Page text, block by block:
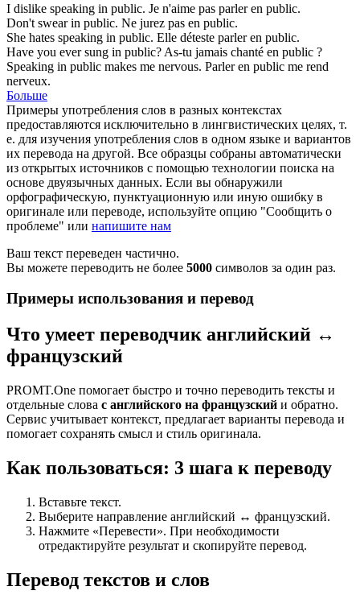
I dislike speaking in public. Je n'aime pas parleren public.
Don't swearin public. Ne jurez pas en public.
She hates speaking in public. Elle déteste parleren public.
Have you ever sung in public? As-tu jamais chanté en public ?
Speaking in public makes me nervous. Parleren public me rend
nerveux.
Больше
Примеры употребления слов в разных контекстах
предоставляются исключительно в лингвистических целях, т.
е. для изучения употребления слов в одном языке и вариантов
их перевода на другой. Все образцы собраны автоматически
из открытых источников с помощью технологии поиска на
основе двуязычных данных. Если вы обнаружили
орфографическую, пунктуационную или иную ошибку в
оригинале или переводе, используйте опцию "Сообщить о
проблеме" или напишите нам
Ваш текст переведен частично.
Вы можете переводить не более 5000 символов за один раз.
Примеры использования и перевод
Что умеет переводчик английский ↔
французский
PROMT.One помогает быстро и точно переводить тексты и
отдельные слова с английского на французский и обратно.
Сервис учитывает контекст, предлагает варианты перевода и
помогает сохранять смысл и стиль оригинала.
Как пользоваться: 3 шага к переводу
Вставьте текст.
Выберите направление английский ↔ французский.
Нажмите «Перевести». При необходимости
отредактируйте результат и скопируйте перевод.
Перевод текстов и слов